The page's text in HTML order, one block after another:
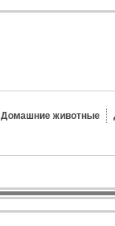
Домашние животные